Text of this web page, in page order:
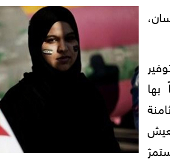
بها